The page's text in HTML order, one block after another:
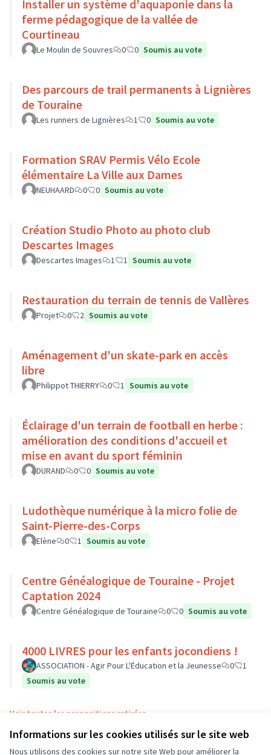
Informations sur les cookies utilisés sur le site web
Nous utilisons des cookies sur notre site Web pour améliorer la
Installer un système d'aquaponie dans la
ferme pédagogique de la vallée de
Courtineau
Le Moulin de Souvres 0 0 Soumis au vote
Des parcours de trail permanents à Lignières
de Touraine
Les runners de Lignières 1 0 Soumis au vote
Formation SRAV Permis Vélo Ecole
élémentaire La Ville aux Dames
NEUHAARD 0 0 Soumis au vote
Création Studio Photo au photo club
Descartes Images
Descartes Images 1 1 Soumis au vote
Restauration du terrain de tennis de Vallères
Projet 0 2 Soumis au vote
Aménagement d'un skate-park en accès
libre
Philippot THIERRY 0 1 Soumis au vote
Éclairage d'un terrain de football en herbe :
amélioration des conditions d'accueil et
mise en avant du sport féminin
DURAND 0 0 Soumis au vote
Ludothèque numérique à la micro folie de
Saint-Pierre-des-Corps
Elène 0 1 Soumis au vote
Centre Généalogique de Touraine - Projet
Captation 2024
Centre Généalogique de Touraine 0 0 Soumis au vote
4000 LIVRES pour les enfants jocondiens !
ASSOCIATION - Agir Pour L'Éducation et la Jeunesse 0
1
Soumis au vote
Voir toutes les propositions retirées